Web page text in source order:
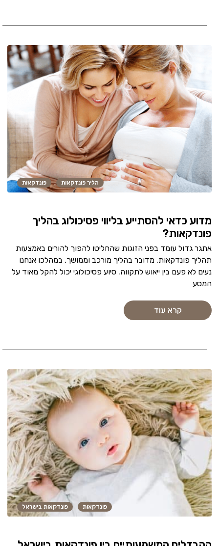
הליך פונדקאות פונדקאות
מדוע כדאי להסתייע בליווי פסיכולוג בהליך
פונדקאות?
אתגר גדול עומד בפני הזוגות שהחליטו להפוך להורים באמצעות
תהליך פונדקאות. מדובר בהליך מורכב וממושך, במהלכו אנחנו
נעים לא פעם בין ייאוש לתקווה. סיוע פסיכולוגי יכול להקל מאוד על
המסע
קרא עוד
פונדקאות פונדקאות בישראל